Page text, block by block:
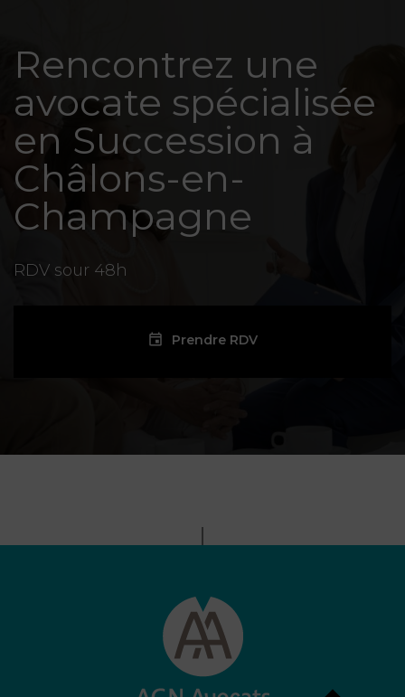
Rencontrez une
avocate spécialisée
en Succession à
Châlons-en-
Champagne
RDV sour 48h
Prendre RDV